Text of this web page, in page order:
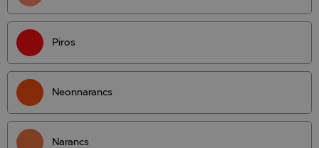
Piros
Neonnarancs
Narancs